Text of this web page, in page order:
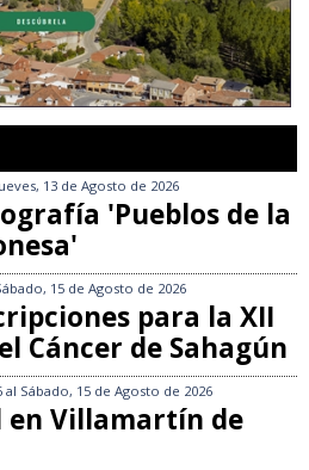
13 de Agosto de 2026
'Pueblos de la
15 de Agosto de 2026
para la XII
Cáncer de Sahagún
al Sábado, 15 de Agosto de 2026
Villamartín de